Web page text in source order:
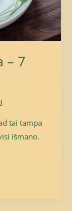
– 7
tai tampa
išmano.